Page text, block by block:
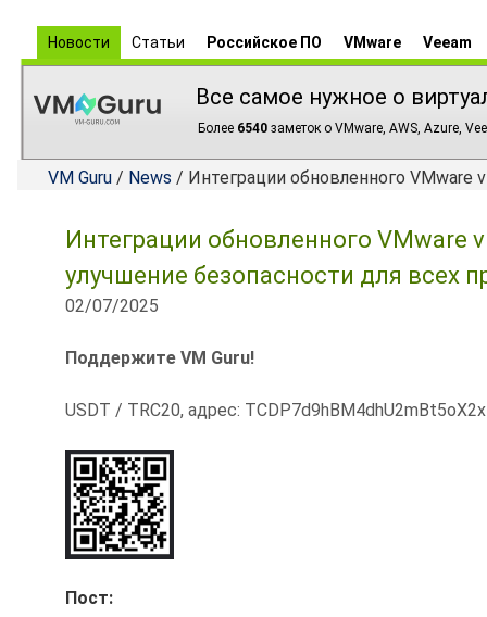
Новости Статьи Российское ПО VMware Veeam
Все самое нужное о
Более 6540 заметок о VMware, AWS, Azure,
VM Guru / News / Интеграции обновленного VMware
Интеграции обновленного VMware
улучшение безопасности для всех
02/07/2025
Поддержите VM Guru!
USDT / TRC20, адрес:
Пост: